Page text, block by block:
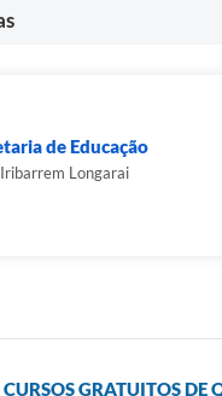
de Educação
Longarai
CURSOS GRATUITOS